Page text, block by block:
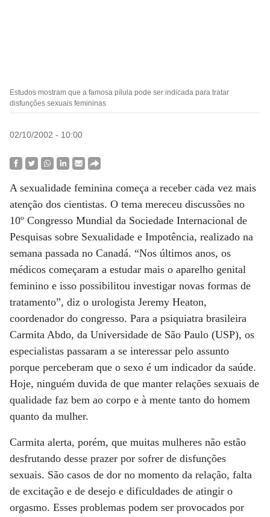
Estudos mostram que a famosa pílula pode ser indicada para tratar
disfunções sexuais femininas
02/10/2002 - 10:00
A sexualidade feminina começa a receber cada vez mais
atenção dos cientistas. O tema mereceu discussões no
10º Congresso Mundial da Sociedade Internacional de
Pesquisas sobre Sexualidade e Impotência, realizado na
semana passada no Canadá. “Nos últimos anos, os
médicos começaram a estudar mais o aparelho genital
feminino e isso possibilitou investigar novas formas de
tratamento”, diz o urologista Jeremy Heaton,
coordenador do congresso. Para a psiquiatra brasileira
Carmita Abdo, da Universidade de São Paulo (USP), os
especialistas passaram a se interessar pelo assunto
porque perceberam que o sexo é um indicador da saúde.
Hoje, ninguém duvida de que manter relações sexuais de
qualidade faz bem ao corpo e à mente tanto do homem
quanto da mulher.
Carmita alerta, porém, que muitas mulheres não estão
desfrutando desse prazer por sofrer de disfunções
sexuais. São casos de dor no momento da relação, falta
de excitação e de desejo e dificuldades de atingir o
orgasmo. Esses problemas podem ser provocados por